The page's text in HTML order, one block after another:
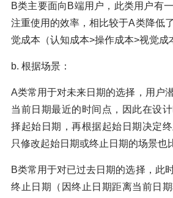
B类主要面向B端用户，此类用户有
注重使用的效率，相比较于A类降低
觉成本（认知成本>操作成本>视觉成
b. 根据场景：
A类常用于对未来日期的选择，用户
当前日期最近的时间点，因此在设
择起始日期，再根据起始日期决定
只修改起始日期或终止日期的场景也
B类常用于对已过去日期的选择，此
终止日期（因终止日期距离当前日